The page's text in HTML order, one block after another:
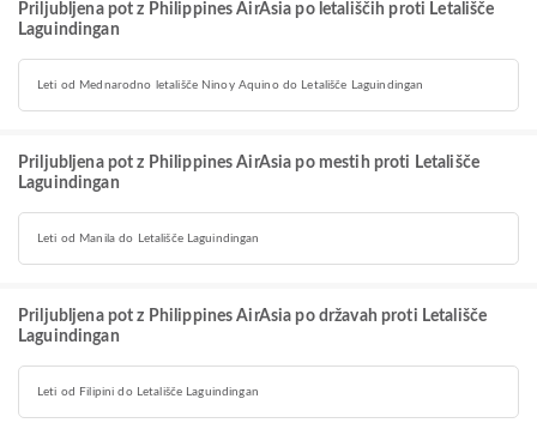
Priljubljena pot z Philippines AirAsia po letališčih proti Letališče
Laguindingan
Leti od Mednarodno letališče Ninoy Aquino do Letališče Laguindingan
Priljubljena pot z Philippines AirAsia po mestih proti Letališče
Laguindingan
Leti od Manila do Letališče Laguindingan
Priljubljena pot z Philippines AirAsia po državah proti Letališče
Laguindingan
Leti od Filipini do Letališče Laguindingan